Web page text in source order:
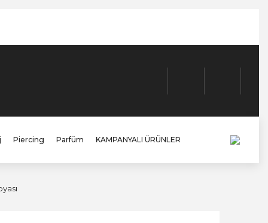
Piercing Parfüm KAMPANYALI ÜRÜNLER